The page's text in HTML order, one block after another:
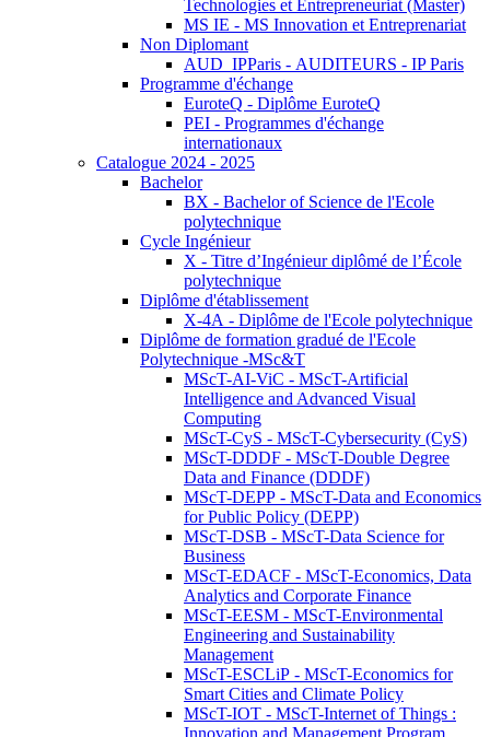
Technologies et Entrepreneuriat (Master)
MS IE - MS Innovation et Entreprenariat
Non Diplomant
AUD_IPParis - AUDITEURS - IP Paris
Programme d'échange
EuroteQ - Diplôme EuroteQ
PEI - Programmes d'échange
internationaux
Catalogue 2024 - 2025
Bachelor
BX - Bachelor of Science de l'Ecole
polytechnique
Cycle Ingénieur
X - Titre d’Ingénieur diplômé de l’École
polytechnique
Diplôme d'établissement
X-4A - Diplôme de l'Ecole polytechnique
Diplôme de formation gradué de l'Ecole
Polytechnique -MSc&T
MScT-AI-ViC - MScT-Artificial
Intelligence and Advanced Visual
Computing
MScT-CyS - MScT-Cybersecurity (CyS)
MScT-DDDF - MScT-Double Degree
Data and Finance (DDDF)
MScT-DEPP - MScT-Data and Economics
for Public Policy (DEPP)
MScT-DSB - MScT-Data Science for
Business
MScT-EDACF - MScT-Economics, Data
Analytics and Corporate Finance
MScT-EESM - MScT-Environmental
Engineering and Sustainability
Management
MScT-ESCLiP - MScT-Economics for
Smart Cities and Climate Policy
MScT-IOT - MScT-Internet of Things :
Innovation and Management Program